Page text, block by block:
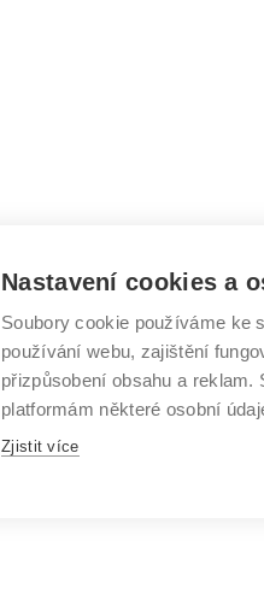
Vysoké
učení
technické
v
Nastavení cookies a
Soubory cookie používáme ke
používání webu, zajištění
přizpůsobení obsahu a
platformám některé osobní
Zjistit více